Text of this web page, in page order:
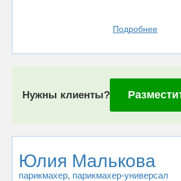
Подробнее
Нужны клиенты?
Юлия Малькова
парикмахер, парикмахер-универсал